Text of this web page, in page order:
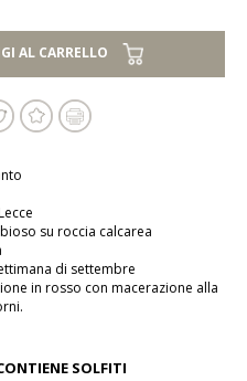
AL CARRELLO
su roccia calcarea
di settembre
in rosso con macerazione alla
SOLFITI